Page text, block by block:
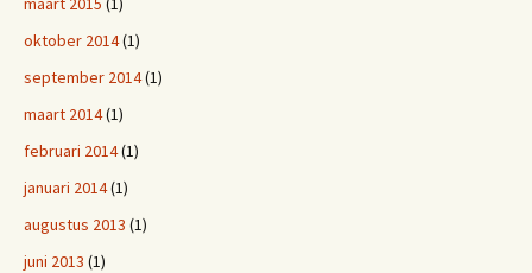
oktober 2014(1)
september 2014(1)
maart 2014(1)
februari 2014(1)
januari 2014(1)
augustus 2013 (1)
juni 2013 (1)